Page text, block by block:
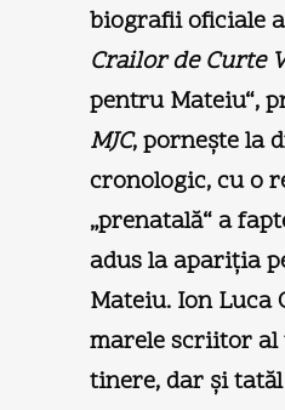
biografii oficiale
Crailor de Curte
pentru Mateiu“,
MJC, porneşte la
cronologic, cu o
„prenatală“ a
adus la apariţia
Mateiu. Ion Luca
marele scriitor
tinere, dar şi